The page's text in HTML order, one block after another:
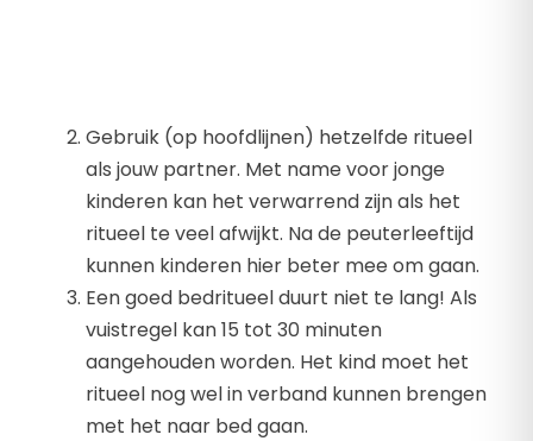
Gebruik (op hoofdlijnen) hetzelfde ritueel
als jouw partner. Met name voor jonge
kinderen kan het verwarrend zijn als het
ritueel te veel afwijkt. Na de peuterleeftijd
kunnen kinderen hier beter mee om gaan.
Een goed bedritueel duurt niet te lang! Als
vuistregel kan 15 tot 30 minuten
aangehouden worden. Het kind moet het
ritueel nog wel in verband kunnen brengen
met het naar bed gaan.